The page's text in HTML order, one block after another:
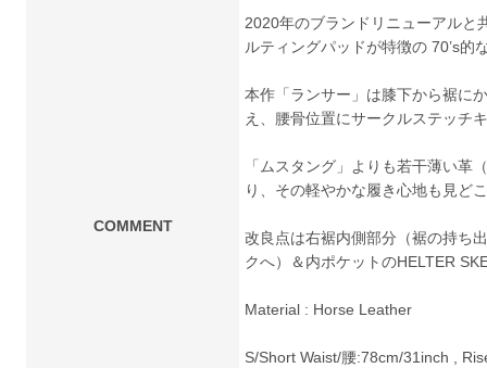
COMMENT
2020年のブランドリニューアルと
ルティングパッドが特徴の 70’s的
本作「ランサー」は膝下から裾に
え、腰骨位置にサークルステッチ
「ムスタング」よりも若干薄い革
り、その軽やかな履き心地も見ど
改良点は右裾内側部分（裾の持ち
クへ）＆内ポケットのHELTER
Material : Horse Leather
S/Short Waist/腰:78cm/31inch ,